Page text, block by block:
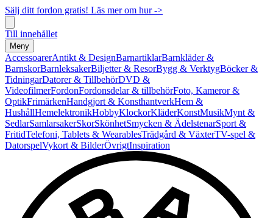
Sälj ditt fordon gratis! Läs mer om hur ->
Till innehållet
Meny
AccessoarerAntikt & DesignBarnartiklarBarnkläder &
BarnskorBarnleksakerBiljetter & ResorBygg & VerktygBöcker &
TidningarDatorer & TillbehörDVD &
VideofilmerFordonFordonsdelar & tillbehörFoto, Kameror &
OptikFrimärkenHandgjort & KonsthantverkHem &
HushållHemelektronikHobbyKlockorKläderKonstMusikMynt &
SedlarSamlarsakerSkorSkönhetSmycken & ÄdelstenarSport &
FritidTelefoni, Tablets & WearablesTrädgård & VäxterTV-spel &
DatorspelVykort & BilderÖvrigtInspiration